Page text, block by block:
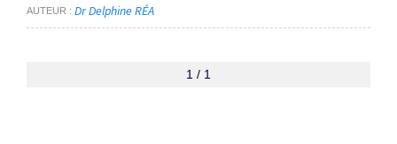
AUTEUR Dr Delphine RÉA
1 / 1